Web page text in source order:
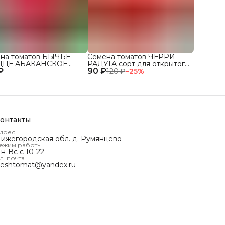
томатов БЫЧЬЕ
АБАКАНСКОЕ
открытого грунта 90 ₽120 ₽−25%
Семена томатов ЧЕРРИ
РАДУГА сорт для открытого
грунта и теплиц
обл. д. Румянцево
работы
Вс с 10-22
почта